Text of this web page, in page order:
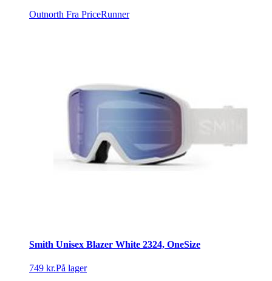
Outnorth Fra PriceRunner
Smith Unisex Blazer White 2324, OneSize
749 kr.På lager